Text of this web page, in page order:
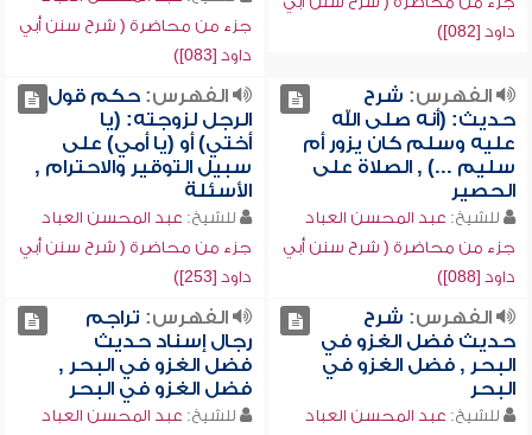
داود [082])
جزء من محاضرة ( شرح سنن أبي
داود [083])
الفهرس: شرح
حديث: (أنه صلى الله
عليه وسلم كان يزور أم
سليم ...) , الصلاة على
الحصير
للشيخ: عبد المحسن العباد
جزء من محاضرة ( شرح سنن أبي
داود [088])
الفهرس:حكم قول
الرجل لزوجته: (يا
أختي) أو (يا أمي) على
سبيل التوقير والاحترام ,
الأسئلة
للشيخ: عبد المحسن العباد
جزء من محاضرة ( شرح سنن أبي
داود [253])
الفهرس: شرح
حديث فضل الغزو في
البحر , فضل الغزو في
البحر
للشيخ: عبد المحسن العباد
الفهرس: تراجم
رجال إسناد حديث
فضل الغزو في البحر ,
فضل الغزو في البحر
للشيخ: عبد المحسن العباد